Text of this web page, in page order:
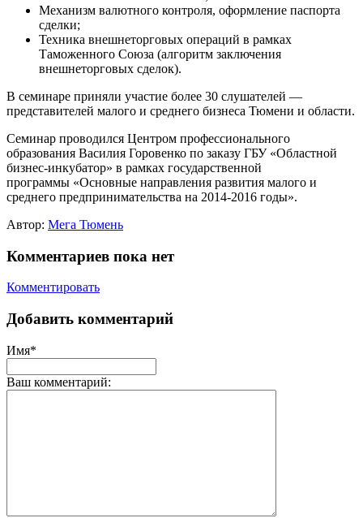
Механизм валютного контроля, оформление паспорта
сделки;
Техника внешнеторговых операций в рамках
Таможенного Союза (алгоритм заключения
внешнеторговых сделок).
В семинаре приняли участие более 30 слушателей —
представителей малого и среднего бизнеса Тюмени и области.
Семинар проводился Центром профессионального
образования Василия Горовенко по заказу ГБУ «Областной
бизнес-инкубатор» в рамках государственной
программы «Основные направления развития малого и
среднего предпринимательства на 2014-2016 годы».
Автор: Мега Тюмень
Комментариев пока нет
Комментировать
Добавить комментарий
Имя*
Ваш комментарий: